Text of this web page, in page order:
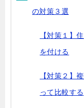
の対策３選
【対策１】
を付ける
【対策２】
って比較する